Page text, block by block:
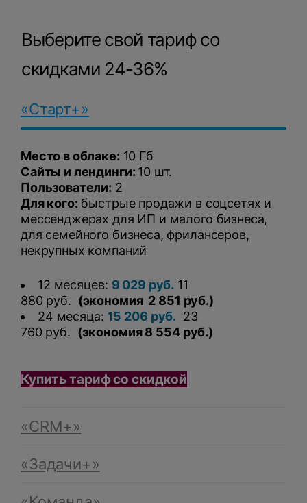
Выберите свой тариф со
скидками 24-36%
«Старт+»
Место в облаке: 10 Гб
Сайты и лендинги: 10 шт.
Пользователи: 2
Для кого: быстрые продажи в соцсетях и
мессенджерах для ИП и малого бизнеса,
для семейного бизнеса, фрилансеров,
некрупных компаний
12 месяцев: 9 029 руб. 11
880 руб. (экономия 2 851 руб.)
24 месяца: 15 206 руб. 23
760 руб. (экономия 8 554 руб.)
Купить тариф со скидкой
«CRM+»
«Задачи+»